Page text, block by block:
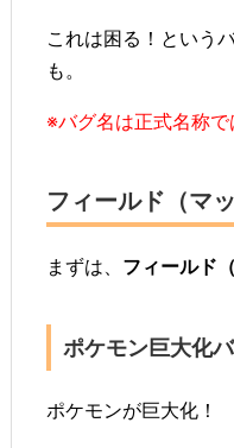
これは困る！という
も。
※バグ名は正式名称で
フィールド（マッ
まずは、 フィールド
ポケモン巨大化
ポケモンが巨大化！